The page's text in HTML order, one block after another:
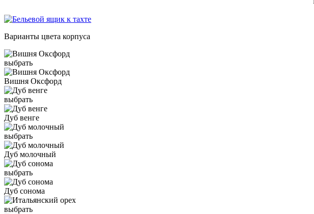
Варианты цвета корпуса
выбрать
Вишня Оксфорд
выбрать
Дуб венге
выбрать
Дуб молочный
выбрать
Дуб сонома
выбрать